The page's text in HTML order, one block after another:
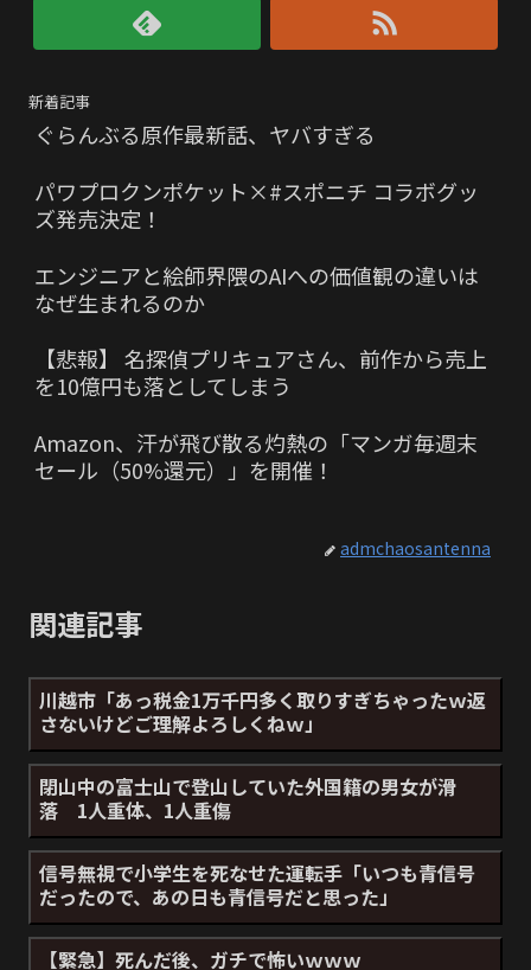
新着記事
ぐらんぶる原作最新話、ヤバすぎる
パワプロクンポケット×#スポニチ コラボグッ
ズ発売決定！
エンジニアと絵師界隈のAIへの価値観の違いは
なぜ生まれるのか
【悲報】 名探偵プリキュアさん、前作から売上
を10億円も落としてしまう
Amazon、汗が飛び散る灼熱の「マンガ毎週末
セール（50%還元）」を開催！
admchaosantenna
関連記事
川越市「あっ税金1万千円多く取りすぎちゃったｗ返
さないけどご理解よろしくねｗ」
閉山中の富士山で登山していた外国籍の男女が滑
落 1人重体、1人重傷
信号無視で小学生を死なせた運転手「いつも青信号
だったので、あの日も青信号だと思った」
【緊急】死んだ後、ガチで怖いｗｗｗ